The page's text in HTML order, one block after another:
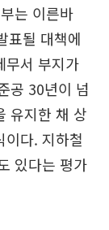
는 이른바
표될 대책에
무서 부지가
공 30년이 넘
유지한 채 상
이다. 지하철
있다는 평가